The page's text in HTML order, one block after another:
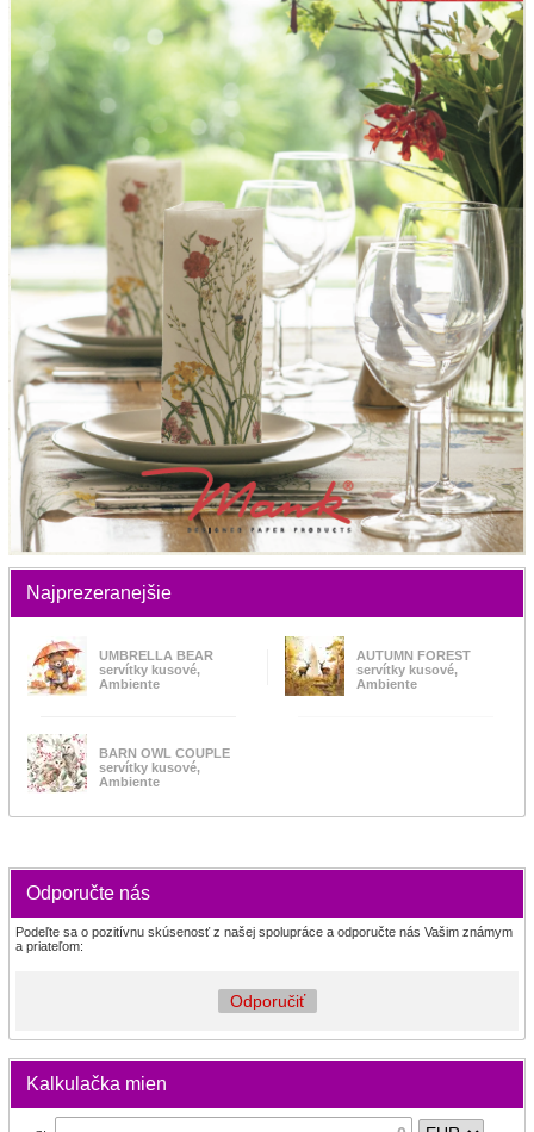
Najprezeranejšie
UMBRELLA BEAR
servítky kusové,
Ambiente
AUTUMN FOREST
servítky kusové,
Ambiente
BARN OWL COUPLE
servítky kusové,
Ambiente
Odporučte nás
Podeľte sa o pozitívnu skúsenosť z našej spolupráce a odporučte nás Vašim známym
a priateľom:
Odporučiť
Kalkulačka mien